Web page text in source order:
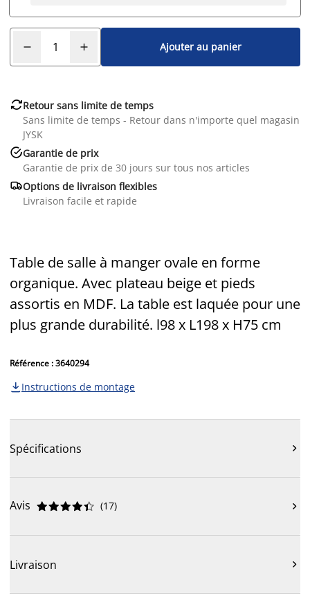
Ajouter au panier
Retour sans limite de temps
Sans limite de temps - Retour dans n'importe quel magasin
JYSK
Garantie de prix
Garantie de prix de 30 jours sur tous nos articles
Options de livraison flexibles
Livraison facile et rapide
Table de salle à manger ovale en forme
organique. Avec plateau beige et pieds
assortis en MDF. La table est laquée pour une
plus grande durabilité. l98 x L198 x H75 cm
Référence : 3640294
 Instructions de montage
Spécifications 
Avis 




 (17) 
Livraison 